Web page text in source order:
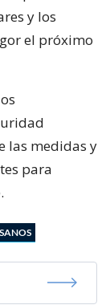
y los
el próximo
las medidas y
para